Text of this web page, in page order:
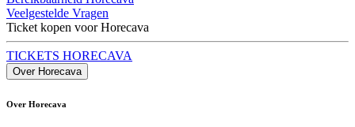
Veelgestelde Vragen
Ticket kopen voor Horecava
TICKETS HORECAVA
Over Horecava
Over Horecava